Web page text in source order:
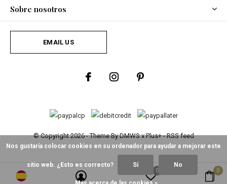
Sobre nosotros
EMAIL US
© Copyright2026- Theme ByDMWSxPlus+-RSS feed
0 0
Nos gustaría colocar cookies en su ordenador para ayudar a mejorar este
sitio web. ¿Esto es correcto? Sí No